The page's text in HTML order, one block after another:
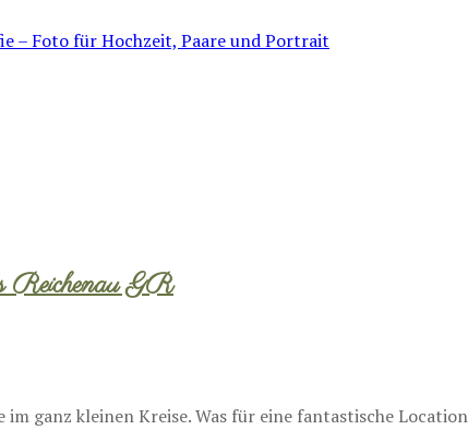
Reichenau GR
ganz kleinen Kreise. Was für eine fantastische